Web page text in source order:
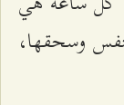
وسحقها،